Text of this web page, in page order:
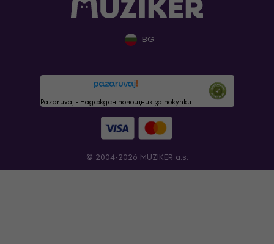
BG
Pazaruvaj - Надежден помощник за покупки
© 2004-2026 MUZIKER a.s.